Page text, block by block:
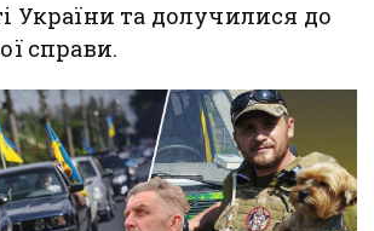
України та долучилися до
справи.